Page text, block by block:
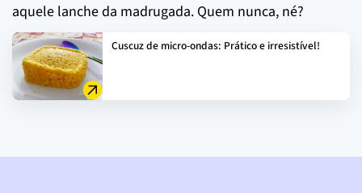
aquele lanche da madrugada. Quem nunca, né?
Cuscuz de micro-ondas: Prático e irresistível!